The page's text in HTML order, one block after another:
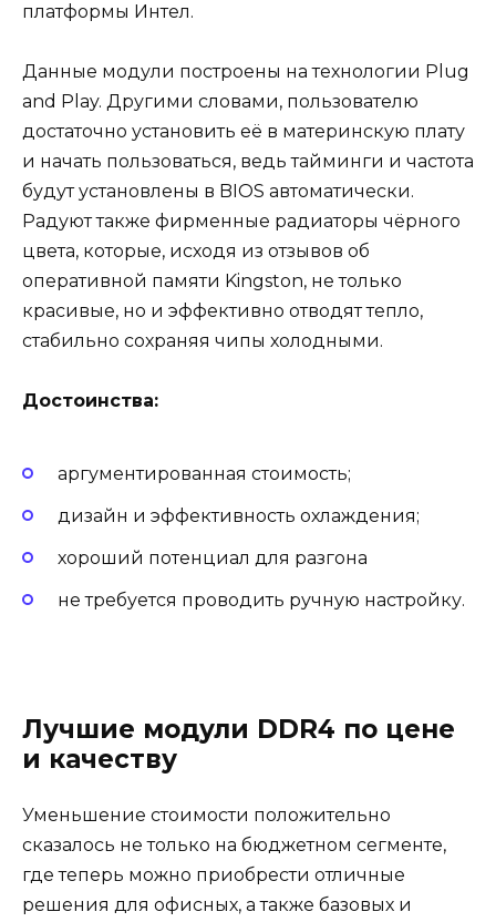
платформы Интел.
Данные модули построены на технологии Plug
and Play. Другими словами, пользователю
достаточно установить её в материнскую плату
и начать пользоваться, ведь тайминги и частота
будут установлены в BIOS автоматически.
Радуют также фирменные радиаторы чёрного
цвета, которые, исходя из отзывов об
оперативной памяти Kingston, не только
красивые, но и эффективно отводят тепло,
стабильно сохраняя чипы холодными.
Достоинства:
аргументированная стоимость;
дизайн и эффективность охлаждения;
хороший потенциал для разгона
не требуется проводить ручную настройку.
Лучшие модули DDR4 по цене
и качеству
Уменьшение стоимости положительно
сказалось не только на бюджетном сегменте,
где теперь можно приобрести отличные
решения для офисных, а также базовых и